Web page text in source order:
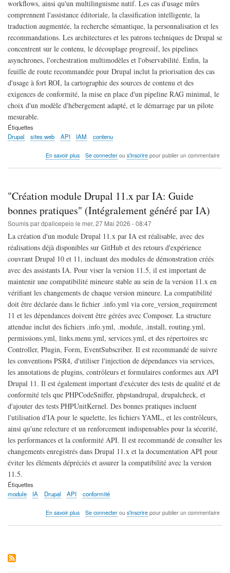
workflows, ainsi qu'un multilinguisme natif. Les cas d'usage mûrs
comprennent l'assistance éditoriale, la classification intelligente, la
traduction augmentée, la recherche sémantique, la personnalisation et les
recommandations. Les architectures et les patrons techniques de Drupal se
concentrent sur le contenu, le découplage progressif, les pipelines
asynchrones, l'orchestration multimodèles et l'observabilité. Enfin, la
feuille de route recommandée pour Drupal inclut la priorisation des cas
d'usage à fort ROI, la cartographie des sources de contenu et des
exigences de conformité, la mise en place d'un pipeline RAG minimal, le
choix d'un modèle d'hébergement adapté, et le démarrage par un pilote
mesurable.
Étiquettes
Drupal
sites web API IAM contenu
En savoir plussur
IA
pour
expériences
personnalisées
et
performantes
(Intégralement
généré
par
Se connecterou s'inscrirepour publier un commentaire
"Création module Drupal 11.x par IA: Guide
bonnes pratiques" (Intégralement généré par IA)
Soumis pardpalicepeio le mer, 27 Mai 2026 - 08:47
La création d'un module Drupal 11.x par IA est réalisable, avec des
réalisations déjà disponibles sur GitHub et des retours d'expérience
couvrant Drupal 10 et 11, incluant des modules de démonstration créés
avec des assistants IA. Pour viser la version 11.5, il est important de
maintenir une compatibilité mineure stable au sein de la version 11.x en
vérifiant les changements de chaque version mineure. La compatibilité
doit être déclarée dans le fichier .info.yml via core_version_requirement
11 et les dépendances doivent être gérées avec Composer. La structure
attendue inclut des fichiers .info.yml, .module, .install, routing.yml,
permissions.yml, links.menu.yml, services.yml, et des répertoires src
Controller, Plugin, Form, EventSubscriber. Il est recommandé de suivre
les conventions PSR4, d'utiliser l'injection de dépendances via services,
les annotations de plugins, contrôleurs et formulaires conformes aux API
Drupal 11. Il est également important d'exécuter des tests de qualité et de
conformité tels que PHPCodeSniffer, phpstandrupal, drupalcheck, et
d'ajouter des tests PHPUnitKernel. Des bonnes pratiques incluent
l'utilisation d'IA pour le squelette, les fichiers YAML, et les contrôleurs,
ainsi qu'une relecture et un renforcement indispensables pour la sécurité,
les performances et la conformité API. Il est recommandé de consulter les
changements enregistrés dans Drupal 11.x et la documentation API pour
éviter les éléments dépréciés et assurer la compatibilité avec la version
11.5.
Étiquettes
module
IA Drupal API conformité
En savoir plussurSe connecterou s'inscrirepour publier un commentaire